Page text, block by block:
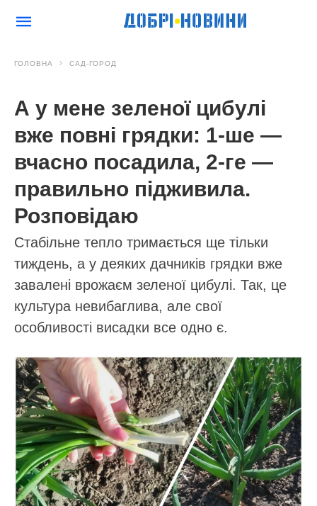
ГОЛОВНА САД-ГОРОД
А у мене зеленої цибулі
вже повні грядки: 1-ше —
вчасно посадила, 2-ге —
правильно підживила.
Розповідаю
Стабільне тепло тримається ще тільки
тиждень, а у деяких дачників грядки вже
завалені врожаєм зеленої цибулі. Так, це
культура невибаглива, але свої
особливості висадки все одно є.